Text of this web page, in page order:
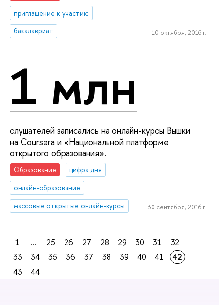
приглашение к участию
бакалавриат
10 октября, 2016 г.
1 млн
слушателей записались на онлайн-курсы Вышки
на Coursera и «Национальной платформе
открытого образования».
Образование
цифра дня
онлайн-образование
массовые открытые онлайн-курсы
30 сентября, 2016 г.
1 ... 25 26 27 28 29 30 31
32
33
34 35 36 37 38 39 40 41
42
43
44